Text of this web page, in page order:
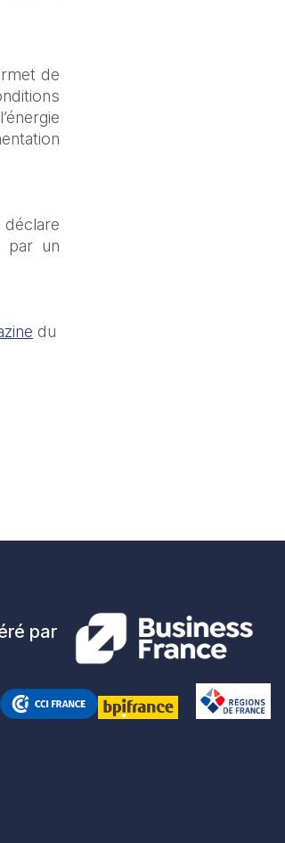
de
déclare
par un
du
par